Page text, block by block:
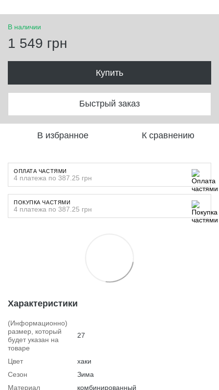
В наличии
1 549 грн
Купить
Быстрый заказ
В избранное К сравнению
ОПЛАТА ЧАСТЯМИ
4 платежа по 387.25 грн
ПОКУПКА ЧАСТЯМИ
4 платежа по 387.25 грн
Характеристики
(Информационно)
размер, который
будет указан на
товаре
27
Цвет
хаки
Сезон
Зима
Материал
комбинированный